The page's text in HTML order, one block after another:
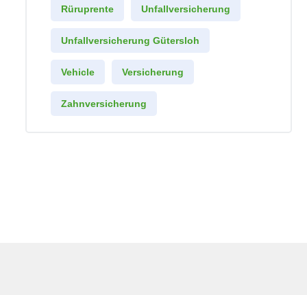
Rüruprente Unfallversicherung
Unfallversicherung Gütersloh
Vehicle Versicherung
Zahnversicherung